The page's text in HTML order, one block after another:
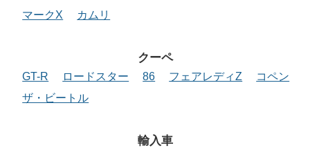
マークX
カムリ
クーペ
GT-R ロードスター 86 フェアレディZ
コペン
ザ・ビートル
輸入車